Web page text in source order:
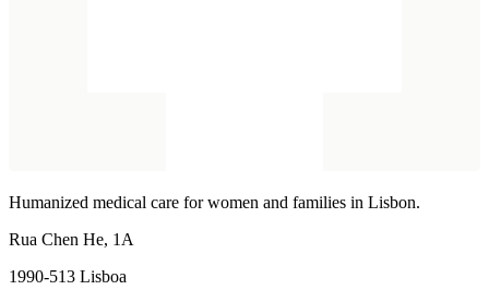
Humanized medical care for women and families in Lisbon.
Rua Chen He, 1A
1990-513 Lisboa